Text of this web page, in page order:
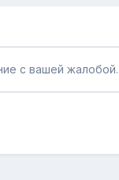
с вашей жалобой.